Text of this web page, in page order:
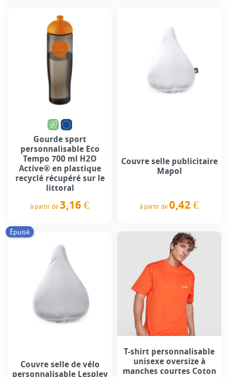
Gourde sport
personnalisable Eco
Tempo 700 ml H2O
Active® en plastique
recyclé récupéré sur le
littoral
à partir de 3,16 €
Couvre selle publicitaire
Mapol
à partir de 0,42 €
Épuisé
Couvre selle de vélo
personnalisable Lespley
T-shirt personnalisable
unisexe oversize à
manches courtes Coton